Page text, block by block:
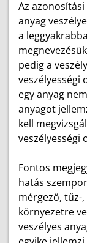
Az
anyag
a
pedig a
veszélyességi
egy anyag
anyagot
kell
veszélyességi
Fontos
hatás
mérgező, tűz-
környezetre
veszélyes